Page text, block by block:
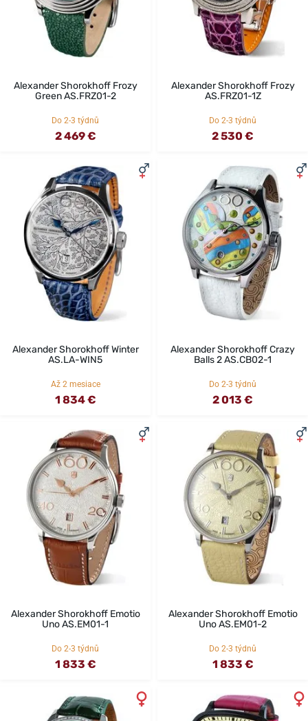
Alexander Shorokhoff Frozy
Green AS.FRZ01-2
Do 2-3 týdnů
2 469 €
Alexander Shorokhoff Frozy
AS.FRZ01-1Z
Do 2-3 týdnů
2 530 €
Alexander Shorokhoff Winter
AS.LA-WIN5
Až 2 mesiace
1 834 €
Alexander Shorokhoff Crazy
Balls 2 AS.CB02-1
Do 2-3 týdnů
2 013 €
Alexander Shorokhoff Emotio
Uno AS.EM01-1
Do 2-3 týdnů
1 833 €
Alexander Shorokhoff Emotio
Uno AS.EM01-2
Do 2-3 týdnů
1 833 €